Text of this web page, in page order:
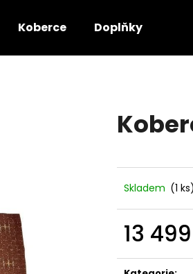
Koberce Doplňky
Skladem (1 ks)
13
cena:
HLEDAT